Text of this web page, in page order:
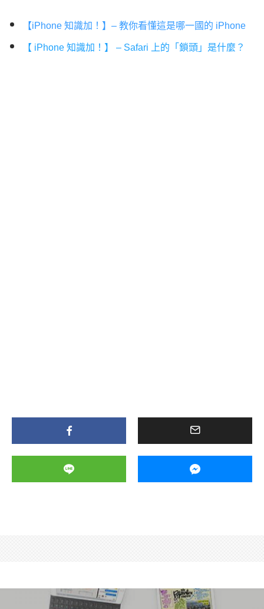
【iPhone 知識加！】– 教你看懂這是哪一國的 iPhone
【 iPhone 知識加！】 – Safari 上的「鎖頭」是什麼？